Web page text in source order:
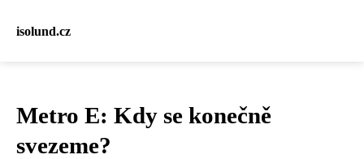
isolund.cz
Metro E: Kdy se konečně
svezeme?